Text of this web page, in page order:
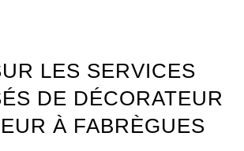
LES SERVICES
DE DÉCORATEUR
À FABRÈGUES